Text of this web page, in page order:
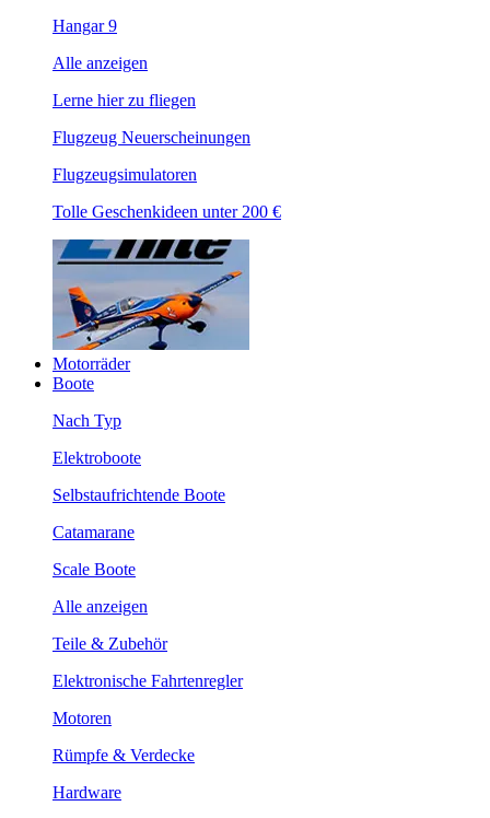
Hangar 9
Alle anzeigen
Lerne hier zu fliegen
Flugzeug Neuerscheinungen
Flugzeugsimulatoren
Tolle Geschenkideen unter 200 €
Motorräder
Boote
Nach Typ
Elektroboote
Selbstaufrichtende Boote
Catamarane
Scale Boote
Alle anzeigen
Teile & Zubehör
Elektronische Fahrtenregler
Motoren
Rümpfe & Verdecke
Hardware